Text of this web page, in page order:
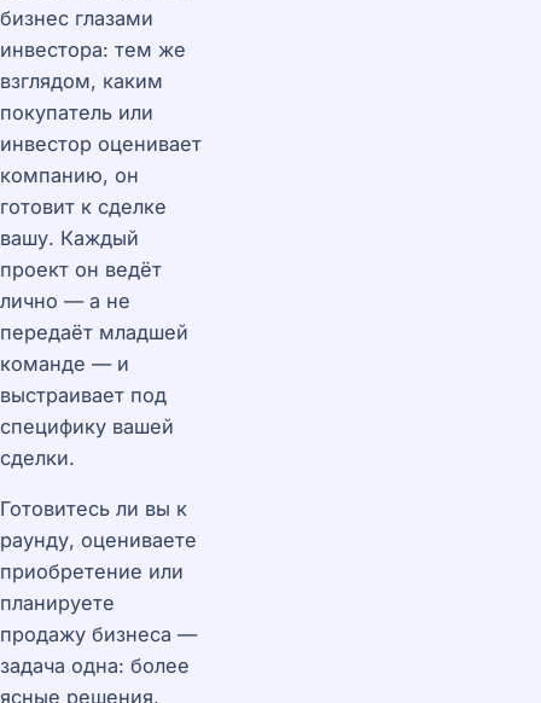
бизнес глазами
инвестора: тем же
взглядом, каким
покупатель или
инвестор оценивает
компанию, он
готовит к сделке
вашу. Каждый
проект он ведёт
лично — а не
передаёт младшей
команде — и
выстраивает под
специфику вашей
сделки.
Готовитесь ли вы к
раунду, оцениваете
приобретение или
планируете
продажу бизнеса —
задача одна: более
ясные решения,